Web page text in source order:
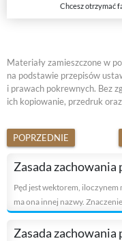
Chcesz otrzymać
Materiały zamieszczone w
na podstawie przepisów
i prawach pokrewnych. Bez
ich kopiowanie, przedruk
POPRZEDNIE
Zasada zachowania
Pęd jest wektorem, iloczynem
ma ona innej nazwy.
Zasada zachowania